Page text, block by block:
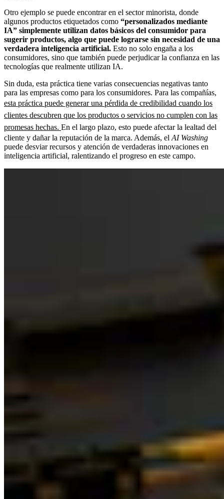
Otro ejemplo se puede encontrar en el sector minorista, donde
algunos productos etiquetados como “personalizados mediante
IA” simplemente utilizan datos básicos del consumidor para
sugerir productos, algo que puede lograrse sin necesidad de una
verdadera inteligencia artificial. Esto no solo engaña a los
consumidores, sino que también puede perjudicar la confianza en las
tecnologías que realmente utilizan IA.
Sin duda, esta práctica tiene varias consecuencias negativas tanto
para las empresas como para los consumidores. Para las compañías,
esta práctica puede generar una pérdida de credibilidad cuando los
clientes descubren que los productos o servicios no cumplen con las
promesas hechas. En el largo plazo, esto puede afectar la lealtad del
cliente y dañar la reputación de la marca. Además, el AI Washing
puede desviar recursos y atención de verdaderas innovaciones en
inteligencia artificial, ralentizando el progreso en este campo.